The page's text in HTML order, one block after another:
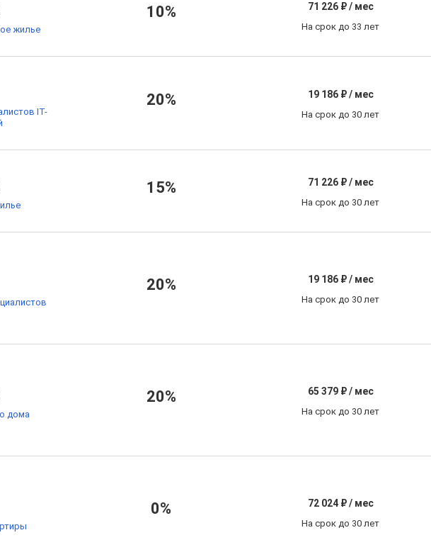
жилье
10% 71 226 ₽ / мес
На срок до 33 лет
IT-
20% 19 186 ₽ / мес
На срок до 30 лет
15% 71 226 ₽ / мес
На срок до 30 лет
20% 19 186 ₽ / мес
На срок до 30 лет
дома
20% 65 379 ₽ / мес
На срок до 30 лет
0% 72 024 ₽ / мес
На срок до 30 лет